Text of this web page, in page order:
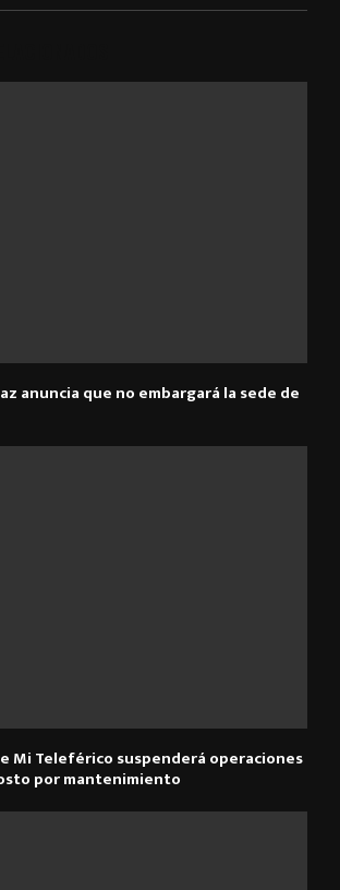
anuncia que no embargará la sede de
Mi Teleférico suspenderá operaciones
por mantenimiento